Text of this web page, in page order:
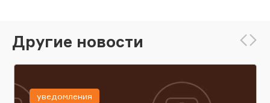
Другие новости
уведомления